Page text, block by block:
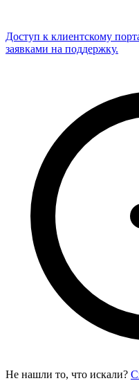
Доступ к клиентскому
заявками на поддержку.
Не нашли то, что искали?